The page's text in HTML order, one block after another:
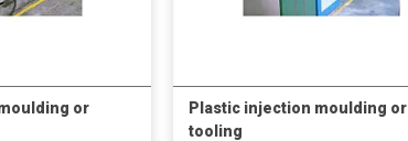
or
Plastic injection moulding or
tooling